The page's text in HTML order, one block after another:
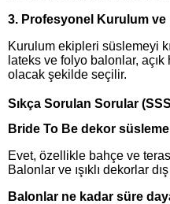
3. Profesyonel Kurulum ve
Kurulum ekipleri süslemeyi
lateks ve folyo balonlar, açık
olacak şekilde seçilir.
Sıkça Sorulan Sorular
Bride To Be dekor
Evet, özellikle bahçe ve
Balonlar ve ışıklı dekorlar
Balonlar ne kadar süre